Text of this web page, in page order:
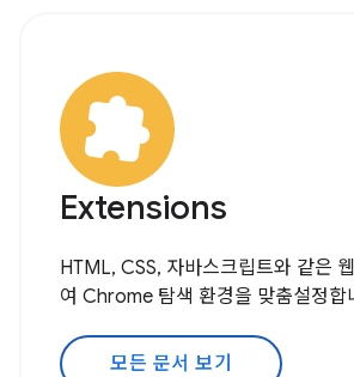
Extensions
HTML, CSS, 자바스크립트와 같은
여 Chrome 탐색 환경을 맞춤설정합
모든 문서 보기